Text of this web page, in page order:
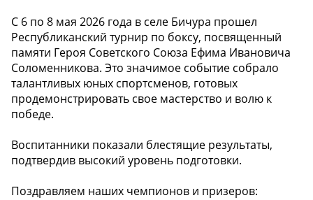
С 6 по 8 мая 2026 года в селе Бичура прошел
Республиканский турнир по боксу, посвященный
памяти Героя Советского Союза Ефима Ивановича
Соломенникова. Это значимое событие собрало
талантливых юных спортсменов, готовых
продемонстрировать свое мастерство и волю к
победе.
Воспитанники показали блестящие результаты,
подтвердив высокий уровень подготовки.
Поздравляем наших чемпионов и призеров: